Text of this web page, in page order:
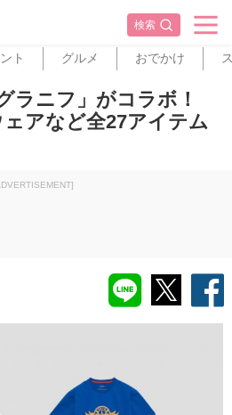
検索
ト グルメ おでかけ
ラニフ」がコラボ！
アなど全27アイテム